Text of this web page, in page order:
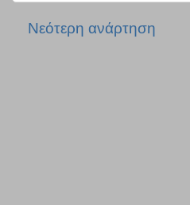
Νεότερη ανάρτηση